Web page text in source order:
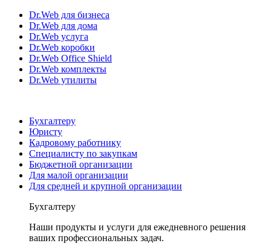
Dr.Web для бизнеса
Dr.Web для дома
Dr.Web услуга
Dr.Web коробки
Dr.Web Office Shield
Dr.Web комплекты
Dr.Web утилиты
Бухгалтеру
Юристу
Кадровому работнику
Специалисту по закупкам
Бюджетной организации
Для малой организации
Для средней и крупной организации
Бухгалтеру
Наши продукты и услуги для ежедневного решения
ваших профессиональных задач.